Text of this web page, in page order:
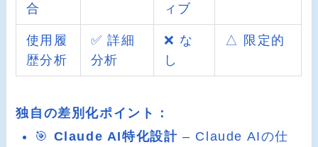
合
ィブ
使用履
歴分析
✅ 詳細
分析
❌ な
し
△ 限定的
独自の差別化ポイント：
🎯 Claude AI特化設計 – Claude AIの仕